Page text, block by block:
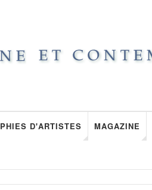
D'ARTISTES MAGAZINE